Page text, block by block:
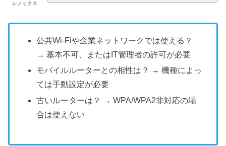
レノックス
公共Wi-Fiや企業ネットワークでは使える？
→ 基本不可、またはIT管理者の許可が必要
モバイルルーターとの相性は？ → 機種によっ
ては手動設定が必要
古いルーターは？ → WPA/WPA2非対応の場
合は使えない